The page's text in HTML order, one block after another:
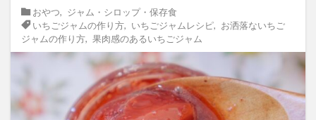
おやつ
ジャム・シロップ・保存食
いちごジャムの作り方, いちごジャムレシピ,
お洒落ないちご
ジャムの作り方
果肉感のあるいちごジャム